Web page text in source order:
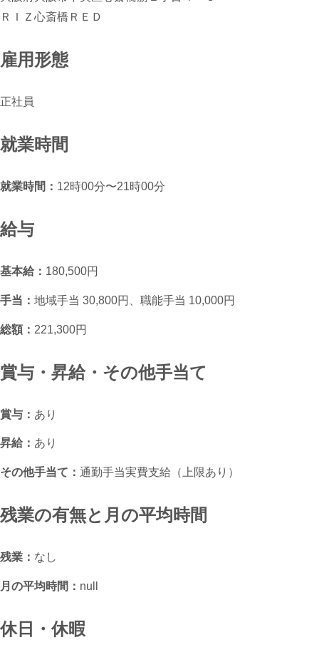
ＲＩＺ心斎橋ＲＥＤ
雇用形態
正社員
就業時間
就業時間： 12時00分〜21時00分
給与
基本給： 180,500円
手当： 地域手当 30,800円、職能手当 10,000円
総額： 221,300円
賞与・昇給・その他手当て
賞与： あり
昇給： あり
その他手当て： 通勤手当実費支給（上限あり）
残業の有無と月の平均時間
残業： なし
月の平均時間： null
休日・休暇